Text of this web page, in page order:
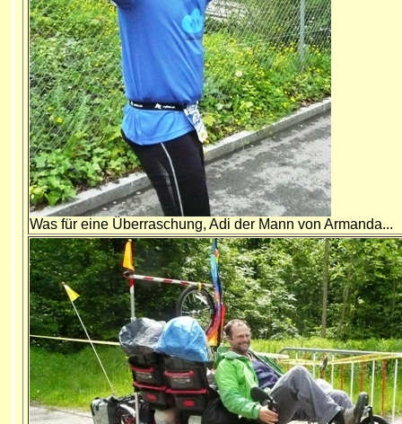
Was für eine Überraschung, Adi der Mann von Armanda...